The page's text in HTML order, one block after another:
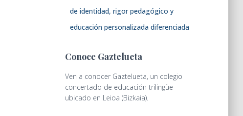
de identidad, rigor pedagógico y
educación personalizada diferenciada
Conoce Gaztelueta
Ven a conocer Gaztelueta, un colegio
concertado de educación trilingüe
ubicado en Leioa (Bizkaia).